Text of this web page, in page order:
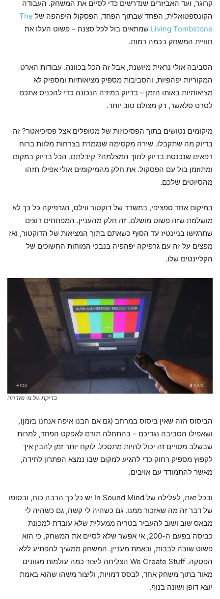
קרוגר, ועד האביזרים שנדרשים כדי לסיים את המשחק. העבודה
הקונספטואלית, הפחד שבתוך הפחד, הפסקול היפהפה של The
Living Tombstone שמתאים בול לכל סצנה – פשוט העלו את
חוויית המשחק בכמה רמות.
הסביבה אולי נראית מיושנת, אבל זה הכל בכוונה. עבודות הארט
המקוריות יפהפיות, והסביבות מספיק מציאותיות ומספיק לא
מציאותיות באותו הזמן – בדיוק במידה הנכונה כדי להכניס אתכם
לסרט סלאשר, רק מצולם טוב יותר.
מיקומים נטושים בתוך הפסיכוזות של מטופלים אצל פסיכיאטר? זה
בדיוק מה שתקבלו. שירה מקסימה שנגמרת בצרחות מלוות ברוח
רפאים שנכנסת בדיוק לתוך המצלמה? קיבלתם. הכל בדיוק במקום
ומתוזמן בול עם הפסקול. את חלק מהמיקומים אולי אפילו תזהו
מהסיוטים שלכם.
במיקום אחד ספציפי, במשרד של דוקטור ווילס, הגרפיקה כל כך לא
מושלמת שזה פשוט מושלם. זה חלק מהעניין. המפתחים רוצים
שתרגישו בניינטיז עד הסוף כשאתם בתוך המציאות של הדוקטור, ואז
מפצים על זה עם גרפיקה יפהפיה בנבכי המוחות החשוכים של
הקליינטים שלו.
בדיקת גיל מי מזדהה
הביסוס הזה שאין ביסוס במרחב (גם אם הבנו איפה אנחנו בזמן),
ושאפילו הסביבה נגדיכם – בהתחלה תורם לאפקט הפחד, למרות
שבשלב מסויים זה יכול להיות מתסכל. לוקח יותר זמן להבין איך
לקפוץ מספיק רחוק כדי להגיע למקום שבו נמצא הפתרון לחידה,
מאשר להתמודד עם אויבים.
ובכל זאת, לעלילה של In Sound Mind יש כל כך הרבה כוח, ובסופו
של דבר זה מה שאזכור ממנו. גם כשהיה לי קשה, גם כשהיה לי
מבאס שוב ושוב להעביר בטריה ממעלית שלא עובדת למכונת
כביסה בפעם ה-200, אי אפשר שלא לסיים את המשחק, כי הוא
פשוט שובה לבבות, ובאמת מעניין. המשחק ממשיך להפתיע ללא
הפסקה. We Create Stuff הצליחה ליצור כמה עולמות מגוונים
מאוד בתוך משחק אחד, לבסס דמויות, וליצור משהו שהוא באמת
יוצא דופן ושונה בנוף.